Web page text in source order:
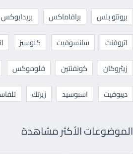
برونتو بلس
برافاماكس بريدابوكس
اتروفنت
سانسوفيت كلوسيز
زيثروكان
كونفنتين فلوموكس
ديبوفيت
اسبوسيد زيرتك
الموضوعات الأكثر مشاهدة